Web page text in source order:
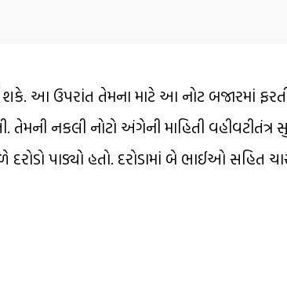
શકે. આ ઉપરાંત તેમના માટે આ નોટ બજારમાં
નકલી નોટો અંગેની માહિતી વહીવટીતંત્ર
પાડ્યો હતો. દરોડામાં બે ભાઈઓ સહિત